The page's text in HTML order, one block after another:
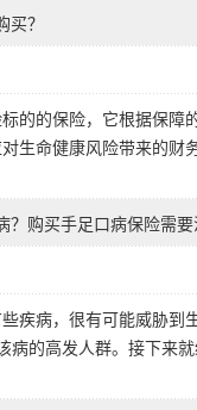
？
的的保险，它根据保
生命健康风险带来的
？购买手足口病保险需
疾病，很有可能威胁
病的高发人群。接下来